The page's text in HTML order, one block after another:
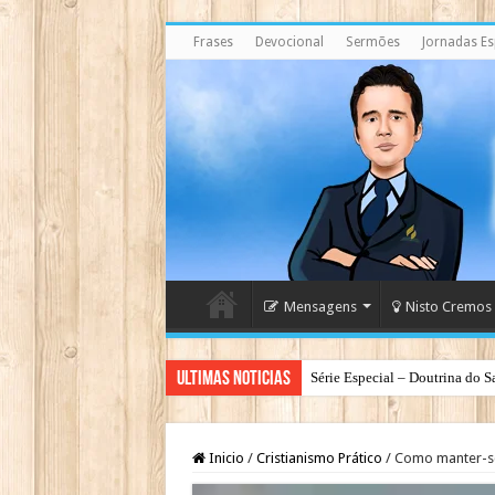
Frases Devocional Sermões Jornadas
Mensagens Nisto Cremos
Ultimas Noticias Série Especial – Doutrina do
Antes da Porta se Fechar: A
Inicio / Cristianismo Prático / Como manter-